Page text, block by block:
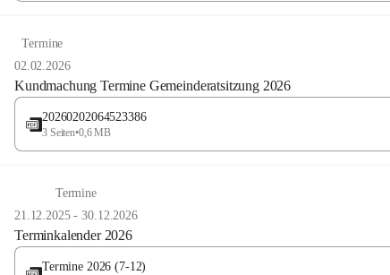
Termine
02.02.2026
Kundmachung Termine Gemeinderatsitzung 2026
20260202064523386
3 Seiten•0,6 MB
Termine
21.12.2025-30.12.2026
Terminkalender 2026
Termine 2026 (7-12)